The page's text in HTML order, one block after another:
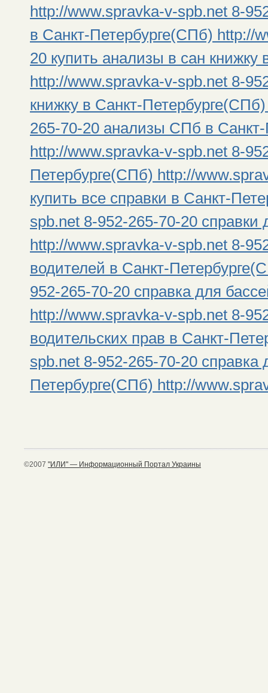
http://www.spravka-v-spb.net 8-
в Санкт-Петербурге(СПб) http://
20 купить анализы в сан
http://www.spravka-v-spb.net 8-
книжку в Санкт-
265-70-20 анализы СПб в
http://www.spravka-v-spb.net 8-
Петербурге(СПб) http://
купить все справки в Санкт-
spb.net 8-952-265-70-20
http://www.spravka-v-spb.net 8-
водителей в Санкт-
952-265-70-20 справка для
http://www.spravka-v-spb.net 8-
водительских прав в Санкт-
spb.net 8-952-265-70-20 справка
Петербурге(СПб) http://
©2007 "ИЛИ" — Информационный Портал Украины